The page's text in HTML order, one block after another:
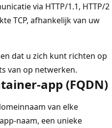
via HTTP/1.1, HTTP/2
TCP, afhankelijk van uw
dat u zich kunt richten op
van op netwerken.
app (FQDN)
van elke
naam, een unieke